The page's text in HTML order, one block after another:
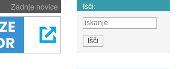
Zadnje novice Išči: